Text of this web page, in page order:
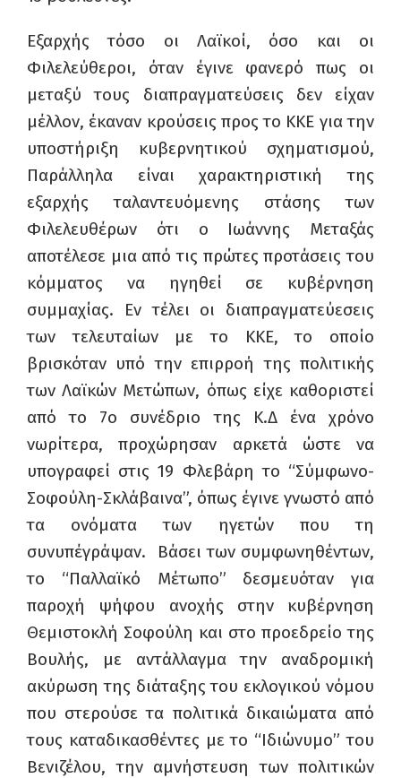
Εξαρχής τόσο οι Λαϊκοί, όσο και οι
Φιλελεύθεροι, όταν έγινε φανερό πως οι
μεταξύ τους διαπραγματεύσεις δεν είχαν
μέλλον, έκαναν κρούσεις προς το ΚΚΕ για την
υποστήριξη κυβερνητικού σχηματισμού,
Παράλληλα είναι χαρακτηριστική της
εξαρχής ταλαντευόμενης στάσης των
Φιλελευθέρων ότι ο Ιωάννης Μεταξάς
αποτέλεσε μια από τις πρώτες προτάσεις του
κόμματος να ηγηθεί σε κυβέρνηση
συμμαχίας. Εν τέλει οι διαπραγματεύεσεις
των τελευταίων με το ΚΚΕ, το οποίο
βρισκόταν υπό την επιρροή της πολιτικής
των Λαϊκών Μετώπων, όπως είχε καθοριστεί
από το 7ο συνέδριο της Κ.Δ ένα χρόνο
νωρίτερα, προχώρησαν αρκετά ώστε να
υπογραφεί στις 19 Φλεβάρη το “Σύμφωνο-
Σοφούλη-Σκλάβαινα”, όπως έγινε γνωστό από
τα ονόματα των ηγετών που τη
συνυπέγράψαν. Βάσει των συμφωνηθέντων,
το “Παλλαϊκό Μέτωπο” δεσμευόταν για
παροχή ψήφου ανοχής στην κυβέρνηση
Θεμιστοκλή Σοφούλη και στο προεδρείο της
Βουλής, με αντάλλαγμα την αναδρομική
ακύρωση της διάταξης του εκλογικού νόμου
που στερούσε τα πολιτικά δικαιώματα από
τους καταδικασθέντες με το “Ιδιώνυμο” του
Βενιζέλου, την αμνήστευση των πολιτικών